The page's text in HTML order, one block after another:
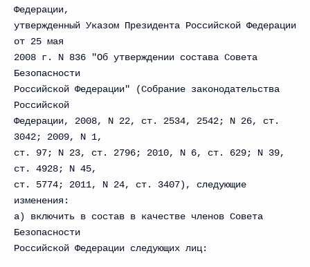
Федерации,
утвержденный Указом Президента Российской Федерации
от 25 мая
2008 г. N 836 "Об утверждении состава Совета
Безопасности
Российской Федерации" (Собрание законодательства
Российской
Федерации, 2008, N 22, ст. 2534, 2542; N 26, ст.
3042; 2009, N 1,
ст. 97; N 23, ст. 2796; 2010, N 6, ст. 629; N 39,
ст. 4928; N 45,
ст. 5774; 2011, N 24, ст. 3407), следующие
изменения:
а) включить в состав в качестве членов Совета
Безопасности
Российской Федерации следующих лиц: